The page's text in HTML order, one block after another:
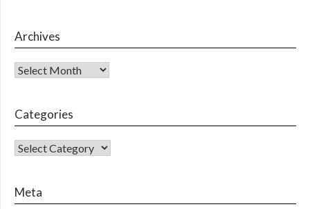
Archives
Archives
Categories
CATEGORIES
Meta